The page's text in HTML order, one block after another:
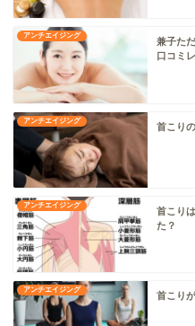
アンチエイジング
兼子た
口コミ
アンチエイジング
首こり
アンチエイジング
首こり
た？
アンチエイジング
首こり